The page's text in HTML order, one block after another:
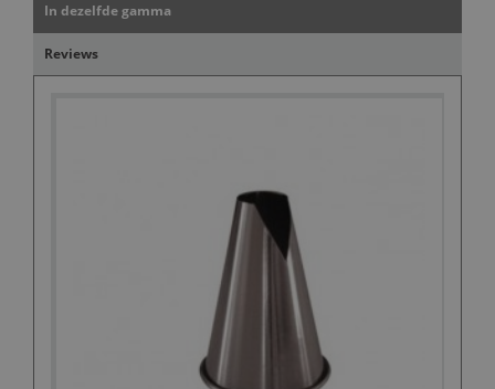
In dezelfde gamma
Reviews